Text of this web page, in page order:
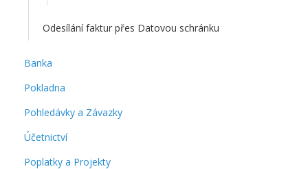
Odesílání faktur přes Datovou schránku
Banka
Pokladna
Pohledávky a Závazky
Účetnictví
Poplatky a Projekty